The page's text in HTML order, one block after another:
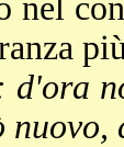
nel
d'ora